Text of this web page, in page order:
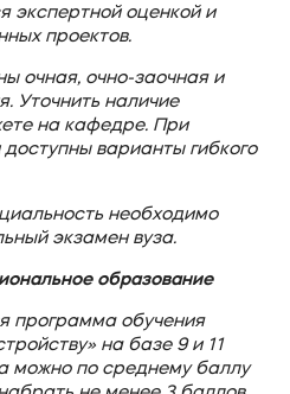
экспертной оценкой и
проектов.
очная, очно-заочная и
Уточнить наличие
на кафедре. При
варианты гибкого
необходимо
экзамен вуза.
образование
программа обучения
на базе 9 и 11
можно по среднему баллу